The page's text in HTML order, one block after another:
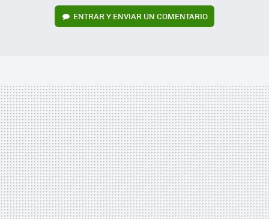
ENTRAR Y ENVIAR UN COMENTARIO